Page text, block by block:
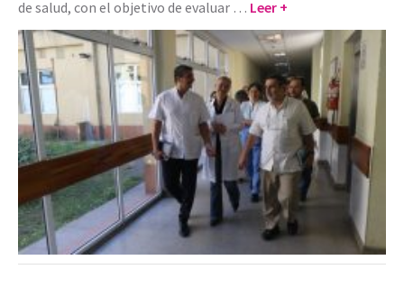
de salud, con el objetivo de evaluar … Leer +